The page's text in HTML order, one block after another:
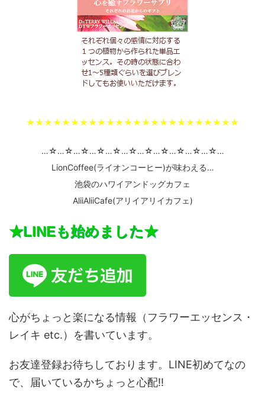
★★★★★★★★★★★★★★★★★★★★★★★★
…☆…☆…☆…☆…☆…☆…☆…☆…☆…☆…☆…
LionCoffee(ライオンコーヒー)が味わえる…
池袋のハワイアンドッグカフェ
AliiAliiCafe(アリイアリイカフェ)
★LINEも始めました★
心がちょっと楽になる情報（フラワーエッセンス・
レイキ etc.）を書いています。
お友達登録お待ちしております。LINE初めてなの
で、届いているかちょっと心配!!